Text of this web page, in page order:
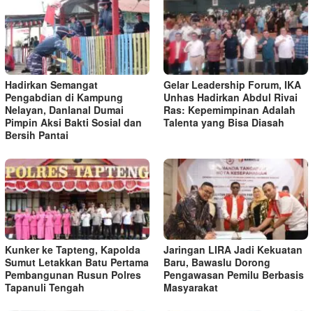
Hadirkan Semangat
Pengabdian di Kampung
Nelayan, Danlanal Dumai
Pimpin Aksi Bakti Sosial dan
Bersih Pantai
Gelar Leadership Forum, IKA
Unhas Hadirkan Abdul Rivai
Ras: Kepemimpinan Adalah
Talenta yang Bisa Diasah
Kunker ke Tapteng, Kapolda
Sumut Letakkan Batu Pertama
Pembangunan Rusun Polres
Tapanuli Tengah
Jaringan LIRA Jadi Kekuatan
Baru, Bawaslu Dorong
Pengawasan Pemilu Berbasis
Masyarakat